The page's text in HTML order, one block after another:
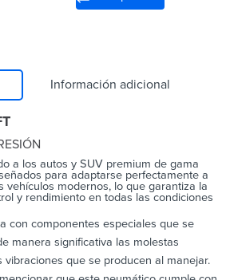
Información adicional
a los autos y SUV premium de gama
para adaptarse perfectamente a
vehículos modernos, lo que garantiza la
y rendimiento en todas las condiciones
con componentes especiales que se
manera significativa las molestas
vibraciones que se producen al manejar.